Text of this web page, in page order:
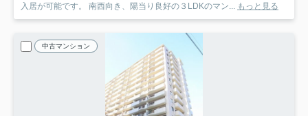
入居が可能です。 南西向き、陽当り良好の３LDKのマン... もっと見る
中古マンション